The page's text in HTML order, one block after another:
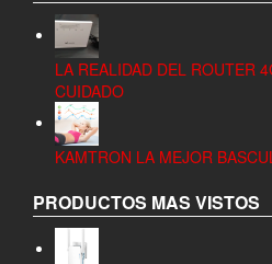
LA REALIDAD DEL ROUTER
CUIDADO
KAMTRON LA MEJOR
PRODUCTOS MAS VISTOS